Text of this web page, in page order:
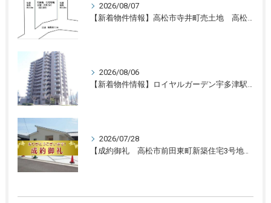
2026/08/07
【新着物件情報】高松市寺井町売土地 高松の不動産売却、不動産買取、不動産査定のことならLifeスマイル
2026/08/06
2026/07/28
【成約御礼 高松市前田東町新築住宅3号地】香川県の不動産の買取・売却・査定ならLifeスマイルにお任せください